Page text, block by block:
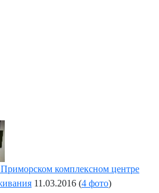
комплексном центре
11.03.2016 (4 фото)